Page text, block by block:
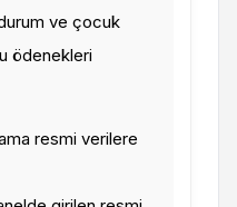
ve çocuk
ödenekleri
resmi verilere